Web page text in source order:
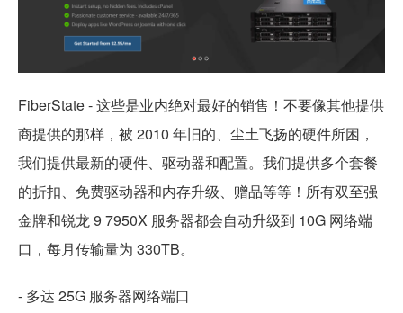
FiberState - 这些是业内绝对最好的销售！不要像其他提供
商提供的那样，被 2010 年旧的、尘土飞扬的硬件所困，
我们提供最新的硬件、驱动器和配置。我们提供多个套餐
的折扣、免费驱动器和内存升级、赠品等等！所有双至强
金牌和锐龙 9 7950X 服务器都会自动升级到 10G 网络端
口，每月传输量为 330TB。
- 多达 25G 服务器网络端口